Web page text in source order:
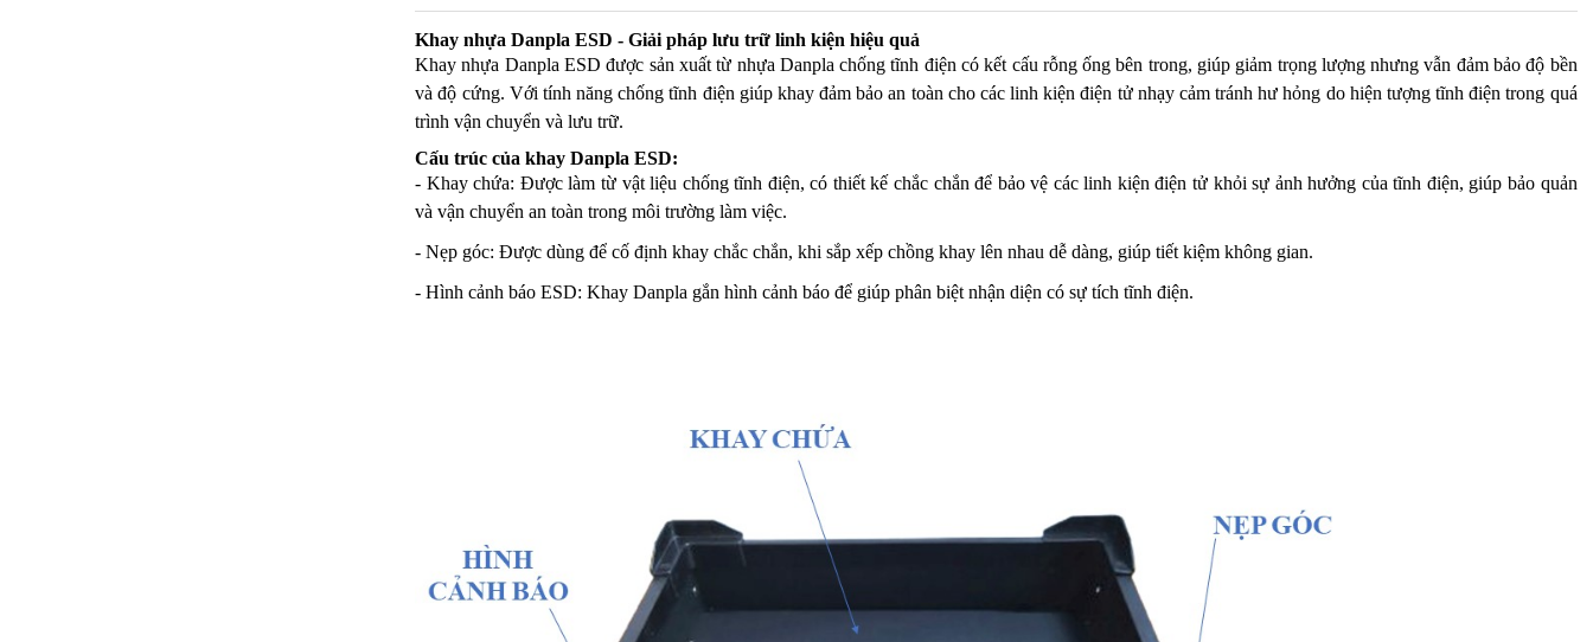
Khay nhựa Danpla ESD - Giải pháp lưu trữ linh kiện hiệu quả
Khay nhựa Danpla ESD được sản xuất từ nhựa Danpla chống tĩnh điện có kết cấu rỗng ống bên trong, giúp giảm trọng lượng nhưng vẫn đảm bảo độ bền
và độ cứng. Với tính năng chống tĩnh điện giúp khay đảm bảo an toàn cho các linh kiện điện tử nhạy cảm tránh hư hỏng do hiện tượng tĩnh điện trong quá
trình vận chuyển và lưu trữ.
Cấu trúc của khay Danpla ESD:
- Khay chứa: Được làm từ vật liệu chống tĩnh điện, có thiết kế chắc chắn để bảo vệ các linh kiện điện tử khỏi sự ảnh hưởng của tĩnh điện, giúp bảo quản
và vận chuyển an toàn trong môi trường làm việc.
- Nẹp góc: Được dùng để cố định khay chắc chắn, khi sắp xếp chồng khay lên nhau dễ dàng, giúp tiết kiệm không gian.
- Hình cảnh báo ESD: Khay Danpla gắn hình cảnh báo để giúp phân biệt nhận diện có sự tích tĩnh điện.